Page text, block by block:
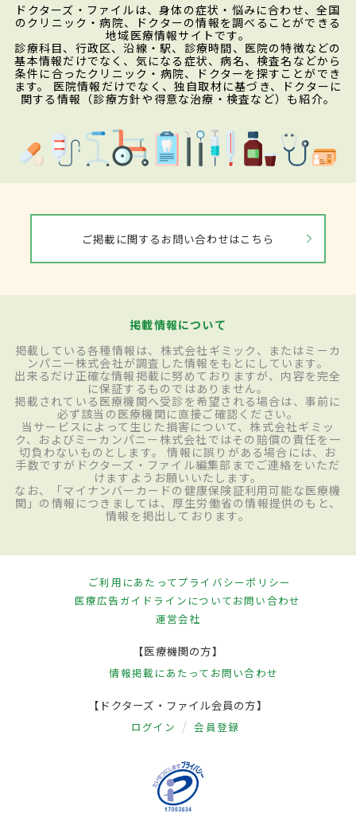
ドクターズ・ファイルは、身体の症状・悩みに合わせ、全国
のクリニック・病院、ドクターの情報を調べることができる
地域医療情報サイトです。
診療科目、行政区、沿線・駅、診療時間、医院の特徴などの
基本情報だけでなく、気になる症状、病名、検査名などから
条件に合ったクリニック・病院、ドクターを探すことができ
ます。 医院情報だけでなく、独自取材に基づき、ドクターに
関する情報（診療方針や得意な治療・検査など）も紹介。
ご掲載に関するお問い合わせはこちら
掲載情報について
掲載している各種情報は、株式会社ギミック、またはミーカ
ンパニー株式会社が調査した情報をもとにしています。
出来るだけ正確な情報掲載に努めておりますが、内容を完全
に保証するものではありません。
掲載されている医療機関へ受診を希望される場合は、事前に
必ず該当の医療機関に直接ご確認ください。
当サービスによって生じた損害について、株式会社ギミッ
ク、およびミーカンパニー株式会社ではその賠償の責任を一
切負わないものとします。 情報に誤りがある場合には、お
手数ですがドクターズ・ファイル編集部までご連絡をいただ
けますようお願いいたします。
なお、「マイナンバーカードの健康保険証利用可能な医療機
関」の情報につきましては、厚生労働省の情報提供のもと、
情報を掲出しております。
ご利用にあたってプライバシーポリシー
医療広告ガイドラインについてお問い合わせ
運営会社
【医療機関の方】
情報掲載にあたって お問い合わせ
【ドクターズ・ファイル会員の方】
ログイン 会員登録